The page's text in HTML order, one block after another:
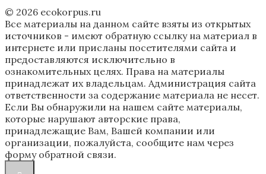
© 2026 ecokorpus.ru
Все материалы на данном сайте взяты из открытых
источников - имеют обратную ссылку на материал в
интернете или присланы посетителями сайта и
предоставляются исключительно в
ознакомительных целях. Права на материалы
принадлежат их владельцам. Администрация сайта
ответственности за содержание материала не несет.
Если Вы обнаружили на нашем сайте материалы,
которые нарушают авторские права,
принадлежащие Вам, Вашей компании или
организации, пожалуйста, сообщите нам через
форму обратной связи.